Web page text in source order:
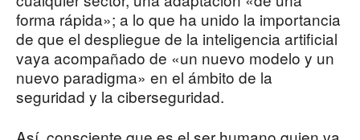
forma rápida»; a lo que ha unido la importancia
de que el despliegue de la inteligencia artificial
vaya acompañado de «un nuevo modelo y un
nuevo paradigma» en el ámbito de la
seguridad y la ciberseguridad.